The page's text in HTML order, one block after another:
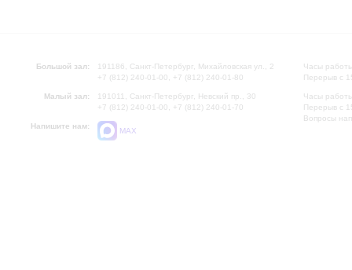
Большой зал:
191186, Санкт-Петербург, Михайловская ул., 2
+7 (812) 240-01-00, +7 (812) 240-01-80
Малый зал:
191011, Санкт-Петербург, Невский пр., 30
+7 (812) 240-01-00, +7 (812) 240-01-70
Напишите нам:
MAX
Часы
Перерыв с
Часы
Перерыв с
Вопросы